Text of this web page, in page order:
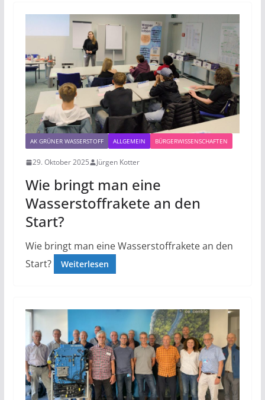
AK GRÜNER WASSERSTOFF ALLGEMEIN BÜRGERWISSENSCHAFTEN
29. Oktober 2025 Jürgen Kotter
Wie bringt man eine
Wasserstoffrakete an den
Start?
Wie bringt man eine Wasserstoffrakete an den
Start?
Weiterlesen